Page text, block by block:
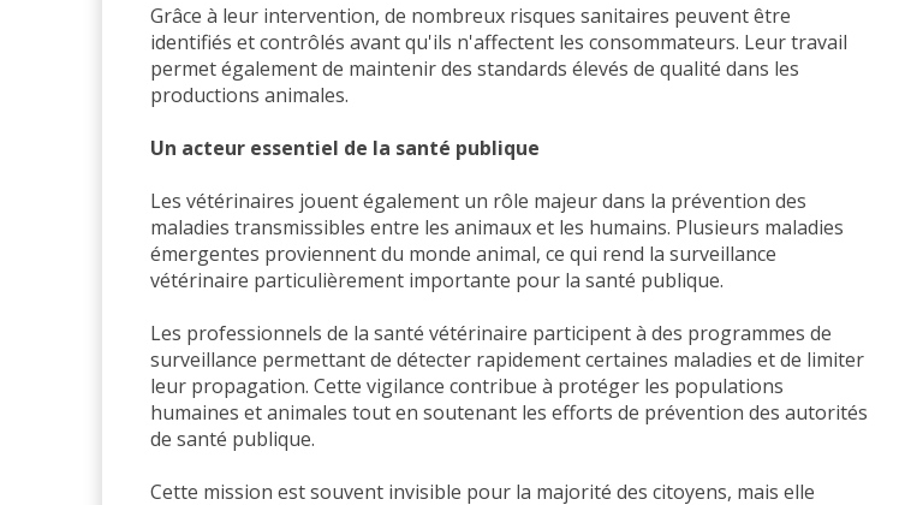
Grâce à leur intervention, de nombreux risques sanitaires peuvent être
identifiés et contrôlés avant qu'ils n'affectent les consommateurs. Leur travail
permet également de maintenir des standards élevés de qualité dans les
productions animales.
Un acteur essentiel de la santé publique
Les vétérinaires jouent également un rôle majeur dans la prévention des
maladies transmissibles entre les animaux et les humains. Plusieurs maladies
émergentes proviennent du monde animal, ce qui rend la surveillance
vétérinaire particulièrement importante pour la santé publique.
Les professionnels de la santé vétérinaire participent à des programmes de
surveillance permettant de détecter rapidement certaines maladies et de limiter
leur propagation. Cette vigilance contribue à protéger les populations
humaines et animales tout en soutenant les efforts de prévention des autorités
de santé publique.
Cette mission est souvent invisible pour la majorité des citoyens, mais elle